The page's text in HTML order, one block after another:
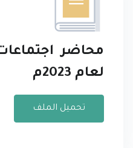
محاضر
لعام 2023م
تحميل الملف